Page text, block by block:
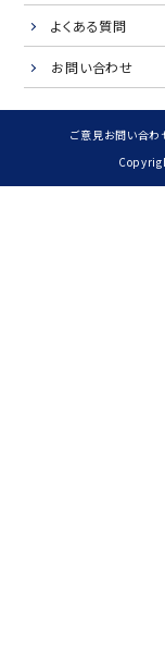
よくある質問
お問い合わせ
ご意見お問い合わ